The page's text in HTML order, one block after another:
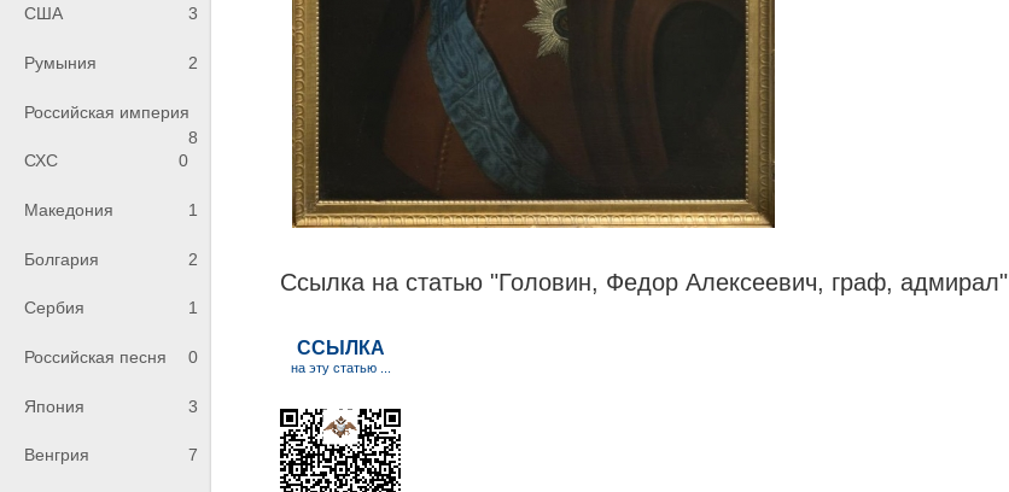
США 3
Румыния 2
Российская империя
8
СХС
0
Македония 1
Болгария 2
Сербия 1
Российская песня 0
Япония 3
Венгрия 7
Ссылка на статью "Головин, Федор Алексеевич, граф,адмирал"